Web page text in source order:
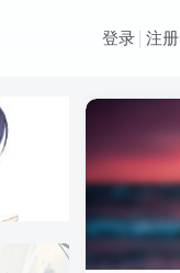
登录 注册